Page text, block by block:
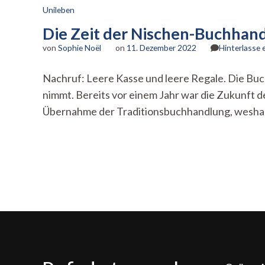
Unileben
Die Zeit der Nischen-
von Sophie Noël on 11. Dezember 2022 Hinterlasse
Nachruf: Leere Kasse und leere Regale. Die
nimmt. Bereits vor einem Jahr war die Zukunft
Übernahme der Traditionsbuchhandlung,